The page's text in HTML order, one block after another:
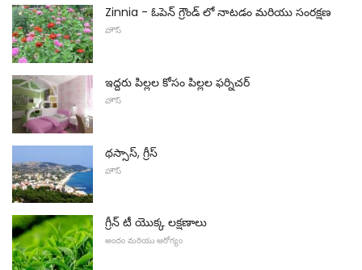
Zinnia - ఓపెన్ గ్రౌండ్ లో నాటడం మరియు సంరక్షణ
హౌస్
ఇద్దరు పిల్లల కోసం పిల్లల ఫర్నిచర్
హౌస్
థస్సాస్, గ్రీస్
హౌస్
గ్రీన్ టీ యొక్క లక్షణాలు
అందం మరియు ఆరోగ్యం